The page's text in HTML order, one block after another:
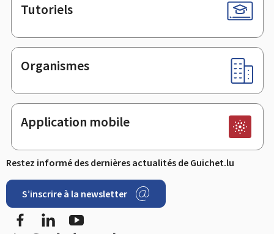
Tutoriels
Organismes
Application mobile
Restez informé des dernières actualités de Guichet.lu
S’inscrire à la newsletter
FacebookLinkedIn